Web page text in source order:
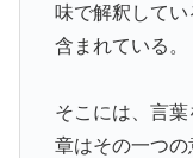
味で解釈して
含まれている。
そこには、言
章はその一つ